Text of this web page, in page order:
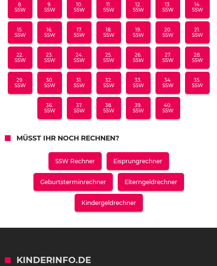
8.
SSW
9.
SSW
10.
SSW
11.
SSW
12.
SSW
13.
SSW
14.
SSW
15.
SSW
16.
SSW
17.
SSW
18.
SSW
19.
SSW
20.
SSW
21.
SSW
22.
SSW
23.
SSW
24.
SSW
25.
SSW
26.
SSW
27.
SSW
28.
SSW
29.
SSW
30.
SSW
31.
SSW
32.
SSW
33.
SSW
34.
SSW
35.
SSW
36.
SSW
37.
SSW
38.
SSW
39.
SSW
40.
SSW
MÜSST IHR NOCH RECHNEN?
SSW Rechner Eisprungrechner
Geburtsterminrechner Elterngeldrechner
Kindergeldrechner
KINDERINFO.DE